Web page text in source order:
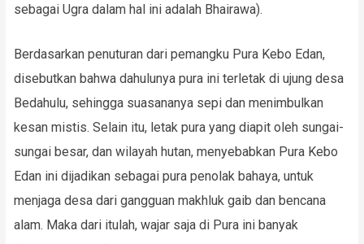
sebagai Ugra dalam hal ini adalah Bhairawa).
Berdasarkan penuturan dari pemangku Pura Kebo Edan,
disebutkan bahwa dahulunya pura ini terletak di ujung desa
Bedahulu, sehingga suasananya sepi dan menimbulkan
kesan mistis. Selain itu, letak pura yang diapit oleh sungai-
sungai besar, dan wilayah hutan, menyebabkan Pura Kebo
Edan ini dijadikan sebagai pura penolak bahaya, untuk
menjaga desa dari gangguan makhluk gaib dan bencana
alam. Maka dari itulah, wajar saja di Pura ini banyak